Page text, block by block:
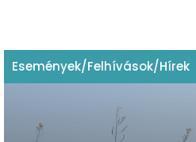
Események/Felhívások/Hírek